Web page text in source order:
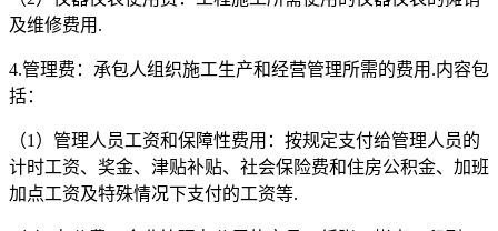
及维修费用.
4.管理费：承包人组织施工生产和经营管理所需的费用.内容包
括：
（1）管理人员工资和保障性费用：按规定支付给管理人员的
计时工资、奖金、津贴补贴、社会保险费和住房公积金、加班
加点工资及特殊情况下支付的工资等.